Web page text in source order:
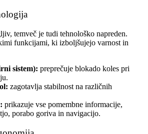
temveč je tudi tehnološko napreden.
funkcijami, ki izboljšujejo varnost in
sistem): preprečuje blokado koles pri
zagotavlja stabilnost na različnih
prikazuje vse pomembne informacije,
porabo goriva in navigacijo.